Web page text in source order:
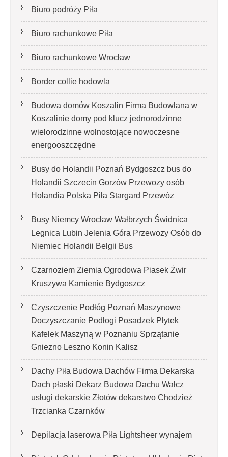
Biuro podróży Piła
Biuro rachunkowe Piła
Biuro rachunkowe Wrocław
Border collie hodowla
Budowa domów Koszalin Firma Budowlana w
Koszalinie domy pod klucz jednorodzinne
wielorodzinne wolnostojące nowoczesne
energooszczędne
Busy do Holandii Poznań Bydgoszcz bus do
Holandii Szczecin Gorzów Przewozy osób
Holandia Polska Piła Stargard Przewóz
Busy Niemcy Wrocław Wałbrzych Świdnica
Legnica Lubin Jelenia Góra Przewozy Osób do
Niemiec Holandii Belgii Bus
Czarnoziem Ziemia Ogrodowa Piasek Żwir
Kruszywa Kamienie Bydgoszcz
Czyszczenie Podłóg Poznań Maszynowe
Doczyszczanie Podłogi Posadzek Płytek
Kafelek Maszyną w Poznaniu Sprzątanie
Gniezno Leszno Konin Kalisz
Dachy Piła Budowa Dachów Firma Dekarska
Dach płaski Dekarz Budowa Dachu Wałcz
usługi dekarskie Złotów dekarstwo Chodzież
Trzcianka Czarnków
Depilacja laserowa Piła Lightsheer wynajem